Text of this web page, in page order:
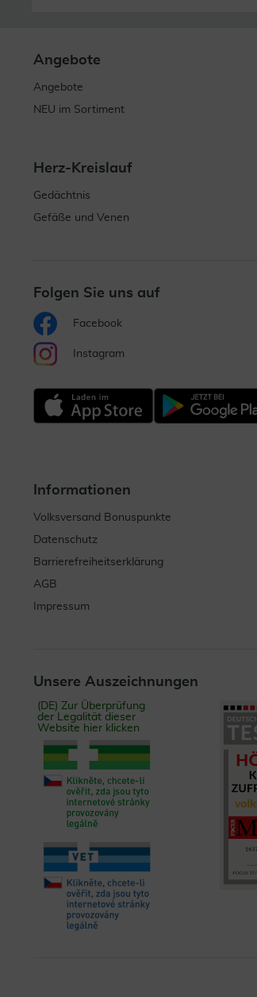
Angebote
Angebote
NEU im Sortiment
Herz-Kreislauf
Gedächtnis
Gefäße und Venen
Folgen Sie uns auf
Facebook
Instagram
Informationen
Volksversand Bonuspunkte
Datenschutz
Barrierefreiheitserklärung
AGB
Impressum
Unsere Auszeichnungen
(DE) Zur Überprüfung
der Legalität dieser
Website hier klicken